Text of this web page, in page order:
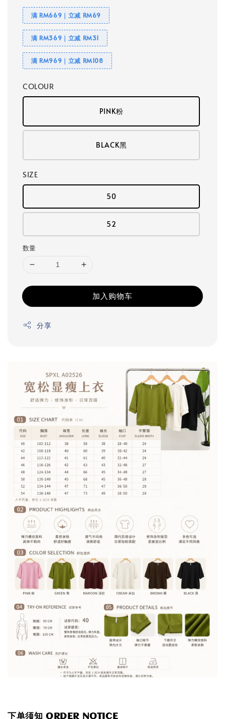
满 RM669｜立减 RM69
满 RM369｜立减 RM31
满 RM969｜立减 RM108
COLOUR
PINK粉
BLACK黑
SIZE
50
52
数量
加入购物车
分享
下单须知 ORDER NOTICE